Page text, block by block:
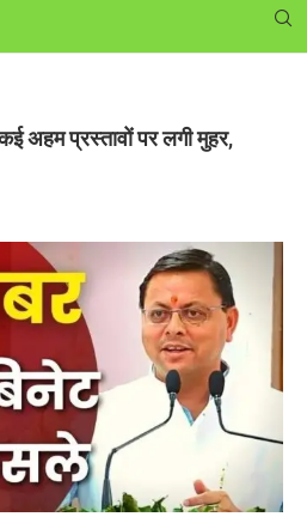
अहम प्रस्तावों पर लगी मुहर,